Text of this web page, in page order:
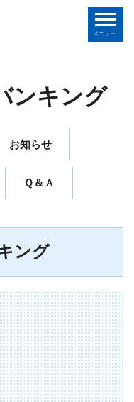
ンキング
お知らせ
Ｑ＆Ａ
ング